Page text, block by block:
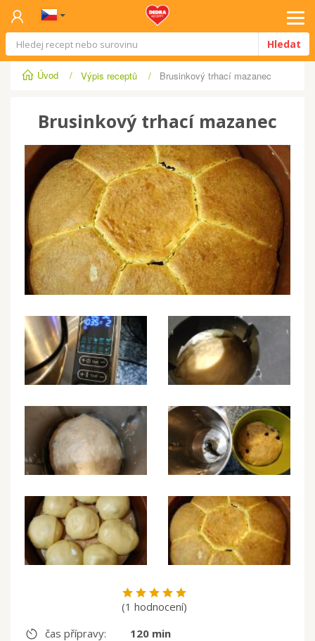
Hledat
Úvod / Výpis receptů / Brusinkový trhací mazanec
Brusinkový trhací mazanec
(1 hodnocení)
čas přípravy:
120 min